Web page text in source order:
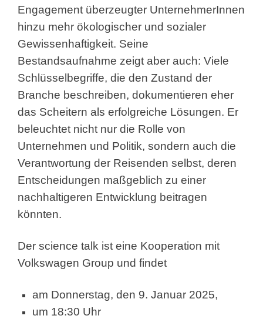
Engagement überzeugter UnternehmerInnen
hinzu mehr ökologischer und sozialer
Gewissenhaftigkeit. Seine
Bestandsaufnahme zeigt aber auch: Viele
Schlüsselbegriffe, die den Zustand der
Branche beschreiben, dokumentieren eher
das Scheitern als erfolgreiche Lösungen. Er
beleuchtet nicht nur die Rolle von
Unternehmen und Politik, sondern auch die
Verantwortung der Reisenden selbst, deren
Entscheidungen maßgeblich zu einer
nachhaltigeren Entwicklung beitragen
könnten.
Der science talk ist eine Kooperation mit
Volkswagen Group und findet
am Donnerstag, den 9. Januar 2025,
um 18:30 Uhr